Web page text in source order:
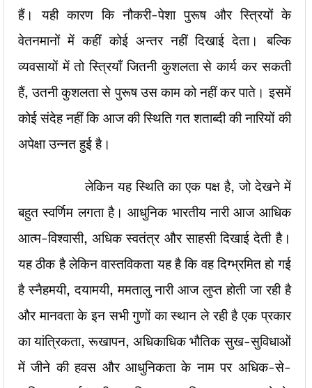
हैं। यही कारण कि नौकरी-पेशा पुरूष और स्त्रियों के
वेतनमानों में कहीं कोई अन्तर नहीं दिखाई देता। बल्कि
व्यवसायों में तो स्त्रियाँ जितनी कुशलता से कार्य कर सकती
हैं, उतनी कुशलता से पुरूष उस काम को नहीं कर पाते। इसमें
कोई संदेह नहीं कि आज की स्थिति गत शताब्दी की नारियों की
अपेक्षा उन्नत हुई है।
लेकिन यह स्थिति का एक पक्ष है, जो देखने में
बहुत स्वर्णिम लगता है। आधुनिक भारतीय नारी आज आधिक
आत्म-विश्वासी, अधिक स्वतंत्र और साहसी दिखाई देती है।
यह ठीक है लेकिन वास्तविकता यह है कि वह दिग्भ्रमित हो गई
है स्नैहमयी, दयामयी, ममतालु नारी आज लुप्त होती जा रही है
और मानवता के इन सभी गुणों का स्थान ले रही है एक प्रकार
का यांत्रिकता, रूखापन, अधिकाधिक भौतिक सुख-सुविधाओं
में जीने की हवस और आधुनिकता के नाम पर अधिक-से-